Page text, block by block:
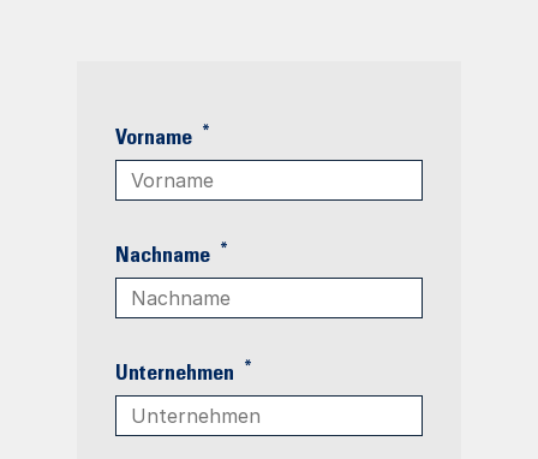
Vorname *
Nachname *
Unternehmen *